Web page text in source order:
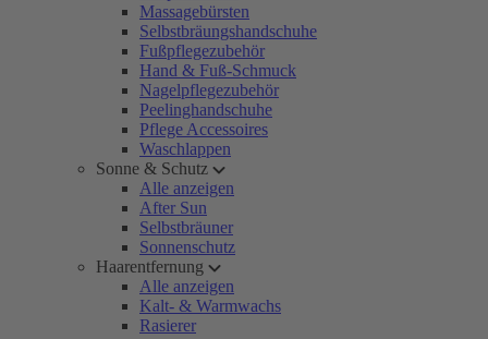
Massagebürsten
Selbstbräungshandschuhe
Fußpflegezubehör
Hand & Fuß-Schmuck
Nagelpflegezubehör
Peelinghandschuhe
Pflege Accessoires
Waschlappen
Sonne & Schutz
Alle anzeigen
After Sun
Selbstbräuner
Sonnenschutz
Haarentfernung
Alle anzeigen
Kalt- & Warmwachs
Rasierer